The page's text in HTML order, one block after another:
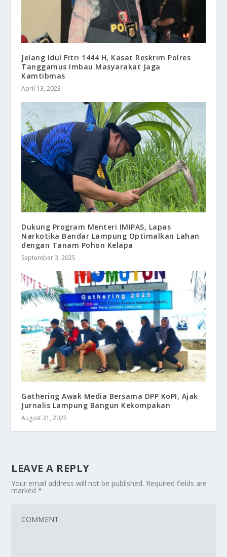
Jelang Idul Fitri 1444 H, Kasat Reskrim Polres
Tanggamus Imbau Masyarakat Jaga
Kamtibmas
April 13, 2023
Dukung Program Menteri IMIPAS, Lapas
Narkotika Bandar Lampung Optimalkan Lahan
dengan Tanam Pohon Kelapa
September 3, 2025
Gathering Awak Media Bersama DPP KoPI, Ajak
Jurnalis Lampung Bangun Kekompakan
August 31, 2025
LEAVE A REPLY
Your email address will not be published. Required fields are
marked*